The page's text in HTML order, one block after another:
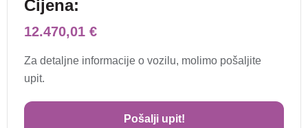
Cijena:
12.470,01 €
Za detaljne informacije o vozilu, molimo pošaljite
upit.
Pošalji upit!